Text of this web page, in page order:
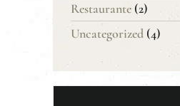
Restaurante (2)
Uncategorized (4)